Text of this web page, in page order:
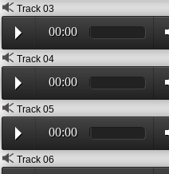
Track 03
00:00
Track 04
00:00
Track 05
00:00
Track 06